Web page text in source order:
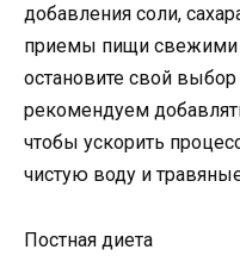
добавления соли,
приемы пищи
остановите свой
рекомендуем
чтобы ускорить
чистую воду и
Постная диета